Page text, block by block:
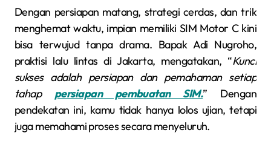
Dengan persiapan matang, strategi cerdas, dan trik
menghemat waktu, impian memiliki SIM Motor C kini
bisa terwujud tanpa drama. Bapak Adi Nugroho,
praktisi lalu lintas di Jakarta, mengatakan, “Kunci
sukses adalah persiapan dan pemahaman setiap
tahap persiapan pembuatan SIM.” Dengan
pendekatan ini, kamu tidak hanya lolos ujian, tetapi
juga memahami proses secara menyeluruh.